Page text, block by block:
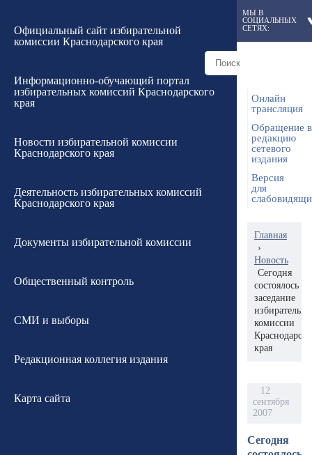
Официальный сайт избирательной
комиссии Краснодарского края
Информационно-обучающий портал
избирательных комиссий Краснодарского
края
Новости избирательной комиссии
Краснодарского края
Деятельность избирательных комиссий
Краснодарского края
Документы избирательной комиссии
Общественный контроль
СМИ и выборы
Редакционная коллегия издания
Карта сайта
МЫ В
СОЦИАЛЬНЫХ
СЕТЯХ:
Онлайн
трансляция
Обращение в
редакцию
сетевого
издания
Версия
для
Главная
›
Новость
Сегодня
состоялось
заседание
комиссии
края
12
сентября
2007
Сегодня